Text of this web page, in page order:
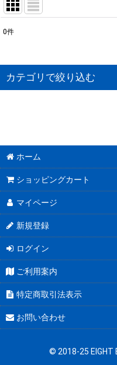
並び順 :
0件
カテゴリで絞り込む
ホーム
ショッピングカート
マイページ
新規登録
ログイン
ご利用案内
特定商取引法表示
お問い合わせ
© 2018-25 EIGHT